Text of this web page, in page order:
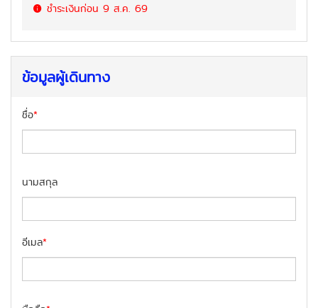
ชำระเงินก่อน 9 ส.ค. 69
ข้อมูลผู้เดินทาง
ชื่อ*
นามสกุล
อีเมล*